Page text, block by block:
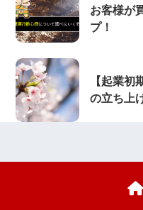
お客様が
プ！
【起業初
の立ち上